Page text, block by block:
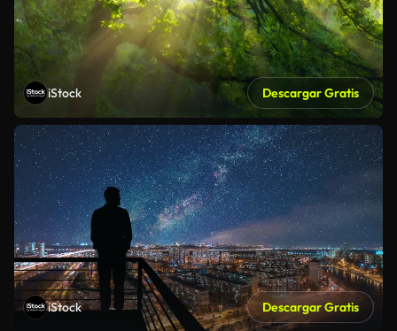
iStock Descargar Gratis
iStock Descargar Gratis